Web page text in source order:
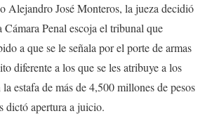
Alejandro José Monteros, la jueza decidió
Cámara Penal escoja el tribunal que
a que se le señala por el porte de armas
diferente a los que se les atribuye a los
estafa de más de 4,500 millones de pesos
dictó apertura a juicio.